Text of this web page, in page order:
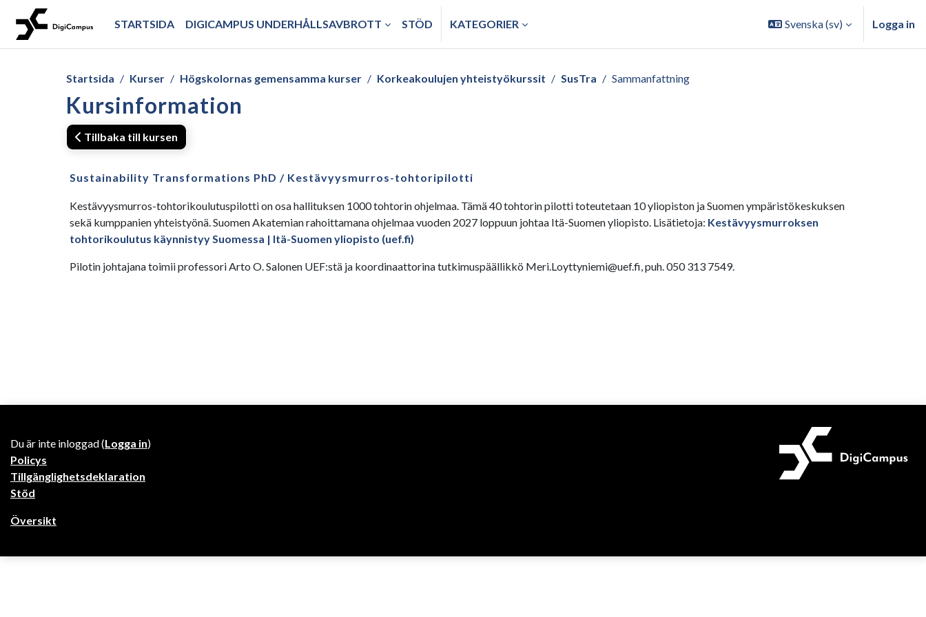
Gå direkt till huvudinnehåll
STARTSIDA
DIGICAMPUS UNDERHÅLLSAVBROTT STÖD KATEGORIER Svenska ‎(sv)‎ Logga in
Startsida Kurser Högskolornas gemensamma kurser Korkeakoulujen yhteistyökurssit SusTra Sammanfattning
Kursinformation
Tillbaka till kursen
Sustainability Transformations PhD / Kestävyysmurros-tohtoripilotti
Kestävyysmurros-tohtorikoulutuspilotti on osa hallituksen 1000 tohtorin ohjelmaa. Tämä 40 tohtorin pilotti toteutetaan 10 yliopiston ja Suomen ympäristökeskuksen
sekä kumppanien yhteistyönä. Suomen Akatemian rahoittamana ohjelmaa vuoden 2027 loppuun johtaa Itä-Suomen yliopisto. Lisätietoja: Kestävyysmurroksen
tohtorikoulutus käynnistyy Suomessa | Itä-Suomen yliopisto (uef.fi)
Pilotin johtajana toimii professori Arto O. Salonen UEF:stä ja koordinaattorina tutkimuspäällikkö Meri.Loyttyniemi@uef.fi, puh. 050 313 7549.
Du är inte inloggad (Logga in)
Policys
Tillgänglighetsdeklaration
Stöd
Översikt